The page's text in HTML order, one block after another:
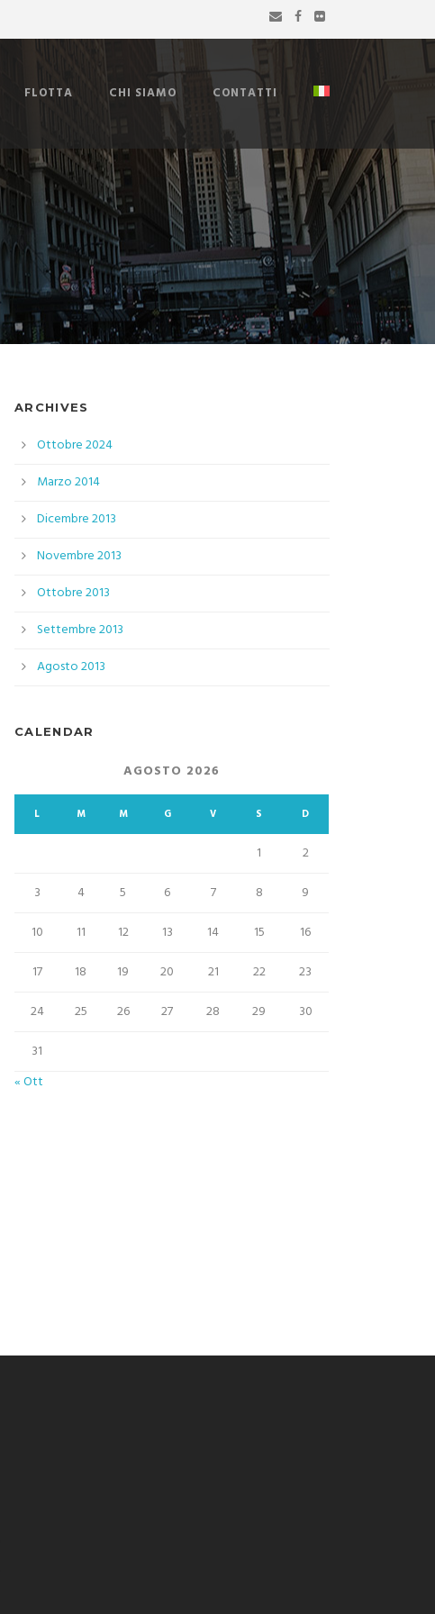
FLOTTA CHI SIAMO CONTATTI
ARCHIVES
Ottobre 2024
Marzo 2014
Dicembre 2013
Novembre 2013
Ottobre 2013
Settembre 2013
Agosto 2013
CALENDAR
AGOSTO 2026
L M M G V S D
1
2
3
4 5 6 7 8
9
10
11 12 13 14 15
16
17
18 19 20 21 22
23
24
25 26 27 28 29
30
31
« Ott